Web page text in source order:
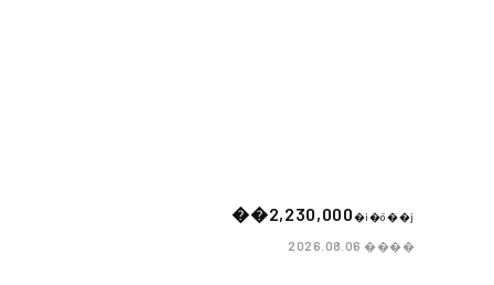
��2,230,000�i�ō��j
2026.08.06����